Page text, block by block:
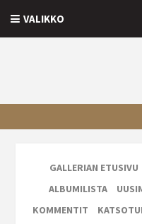
VALIKKO
GALLERIAN ETUSIVU
ALBUMILISTA
KOMMENTIT